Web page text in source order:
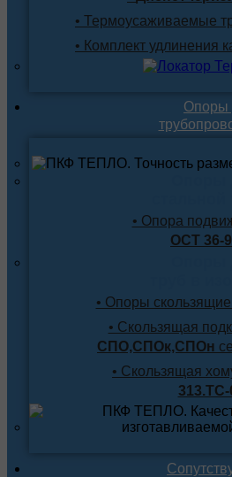
• Термоусаживаемые
• Комплект удлинения
Опоры
• Опора
ОСТ 36-
• Опоры
• Скользящая
СПО,СПОк,СПОн
• Скользящая
313.ТС-